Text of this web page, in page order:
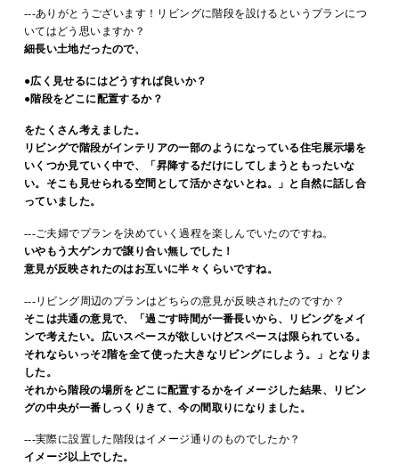
---ありがとうございます！リビングに階段を設けるというプランにつ
いてはどう思いますか？
細長い土地だったので、
●広く見せるにはどうすれば良いか？
●階段をどこに配置するか？
をたくさん考えました。
リビングで階段がインテリアの一部のようになっている住宅展示場を
いくつか見ていく中で、「昇降するだけにしてしまうともったいな
い。そこも見せられる空間として活かさないとね。」と自然に話し合
っていました。
---ご夫婦でプランを決めていく過程を楽しんでいたのですね。
いやもう大ゲンカで譲り合い無しでした！
意見が反映されたのはお互いに半々くらいですね。
---リビング周辺のプランはどちらの意見が反映されたのですか？
そこは共通の意見で、「過ごす時間が一番長いから、リビングをメイ
ンで考えたい。広いスペースが欲しいけどスペースは限られている。
それならいっそ2階を全て使った大きなリビングにしよう。」となりま
した。
それから階段の場所をどこに配置するかをイメージした結果、リビン
グの中央が一番しっくりきて、今の間取りになりました。
---実際に設置した階段はイメージ通りのものでしたか？
イメージ以上でした。